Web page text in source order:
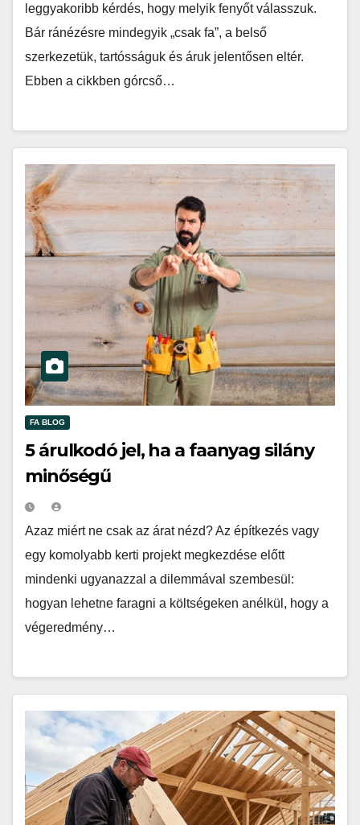
leggyakoribb kérdés, hogy melyik fenyőt válasszuk.
Bár ránézésre mindegyik „csak fa”, a belső
szerkezetük, tartósságuk és áruk jelentősen eltér.
Ebben a cikkben górcső…
FA BLOG
5 árulkodó jel, ha a faanyag silány
minőségű
Azaz miért ne csak az árat nézd? Az építkezés vagy
egy komolyabb kerti projekt megkezdése előtt
mindenki ugyanazzal a dilemmával szembesül:
hogyan lehetne faragni a költségeken anélkül, hogy a
végeredmény…